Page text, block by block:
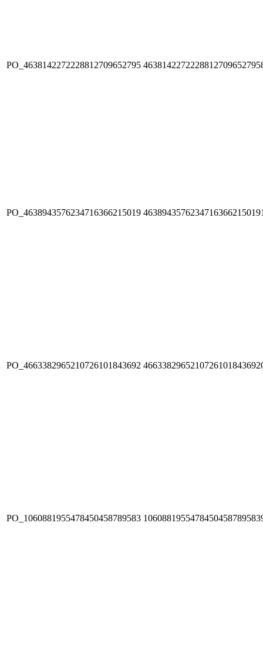
PO_4638142272228812709652795
PO_4638943576234716366215019
PO_4663382965210726101843692
PO_1060881955478450458789583